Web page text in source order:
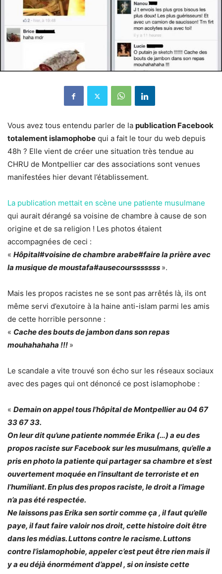
Vous avez tous entendu parler de la publication Facebook
totalement islamophobe qui a fait le tour du web depuis
48h ? Elle vient de créer une situation très tendue au
CHRU de Montpellier car des associations sont venues
manifestées hier devant l’établissement.
La publication mettait en scène une patiente musulmane
qui aurait dérangé sa voisine de chambre à cause de son
origine et de sa religion ! Les photos étaient
accompagnées de ceci :
« Hôpital#voisine de chambre arabe#faire la prière avec
la musique de moustafa#ausecoursssssss ».
Mais les propos racistes ne se sont pas arrêtés là, ils ont
même servi d’exutoire à la haine anti-islam parmi les amis
de cette horrible personne :
« Cache des bouts de jambon dans son repas
mouhahahaha !!! »
Le scandale a vite trouvé son écho sur les réseaux sociaux
avec des pages qui ont dénoncé ce post islamophobe :
« Demain on appel tous l’hôpital de Montpellier au 04 67
33 67 33.
On leur dit qu’une patiente nommée Erika (…) a eu des
propos raciste sur Facebook sur les musulmans, qu’elle a
pris en photo la patiente qui partager sa chambre et s’est
ouvertement moquée en l’insultant de terroriste et en
l’humiliant. En plus des propos raciste, le droit a l’image
n’a pas été respectée.
Ne laissons pas Erika sen sortir comme ça , il faut qu’elle
paye, il faut faire valoir nos droit, cette histoire doit être
dans les médias. Luttons contre le racisme. Luttons
contre l’islamophobie, appeler c’est peut être rien mais il
y a eu déjà énormément d’appel , si on insiste cette